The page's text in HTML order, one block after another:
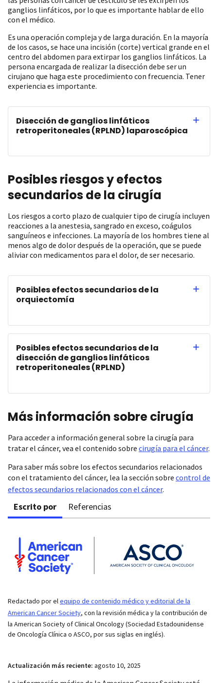
ganglios linfáticos, por lo que es importante hablar de ello
con el médico.
Es una operación compleja y de larga duración. En la mayoría
de los casos, se hace una incisión (corte) vertical grande en el
centro del abdomen para extirpar los ganglios linfáticos. La
persona encargada de realizar la disección debe ser un
cirujano que haga este procedimiento con frecuencia. Tener
experiencia es importante.
Disección de ganglios linfáticos
retroperitoneales (RPLND) laparoscópica
Posibles riesgos y efectos
secundarios de la cirugía
Los riesgos a corto plazo de cualquier tipo de cirugía incluyen
reacciones a la anestesia, sangrado en exceso, coágulos
sanguíneos e infecciones. La mayoría de los hombres tiene al
menos algo de dolor después de la operación, que se puede
aliviar con medicamentos para el dolor, de ser necesario.
Posibles efectos secundarios de la
orquiectomía
Posibles efectos secundarios de la
disección de ganglios linfáticos
retroperitoneales (RPLND)
Más información sobre cirugía
Para acceder a información general sobre la cirugía para
tratar el cáncer, vea el contenido sobre cirugía para el cáncer.
Para saber más sobre los efectos secundarios relacionados
con el tratamiento del cáncer, lea la sección sobre control de
efectos secundarios relacionados con el cáncer.
Escrito por Referencias
Redactado por elequipo de contenido médico y editorial de la
American Cancer Society, con la revisión médica y la contribución de
la American Society of Clinical Oncology (Sociedad Estadounidense
de Oncología Clínica o ASCO, por sus siglas en inglés).
Actualización más reciente: agosto 10, 2025